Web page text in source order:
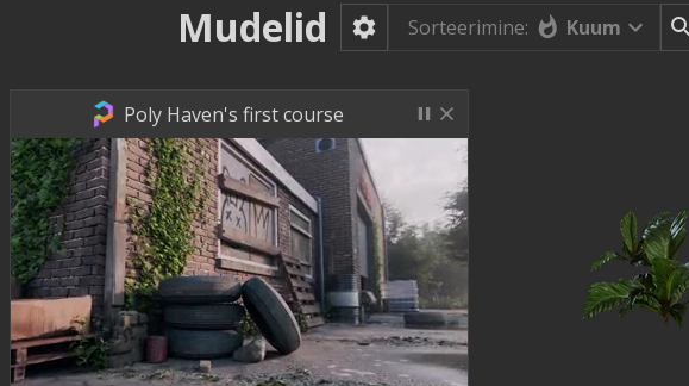
Mudelid Sorteerimine: Kuum
Poly Haven's first course